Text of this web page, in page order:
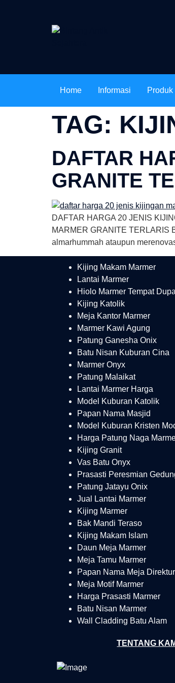
Home Informasi Produk
TAG:
DAFTAR
GRANITE
DAFTAR HARGA 20 JENIS
MARMER GRANITE TERLARIS
almarhummah ataupun
Kijing Makam Marmer
Lantai Marmer
Hiolo Marmer Tempat Dupa
Kijing Katolik
Meja Kantor Marmer
Marmer Kawi Agung
Patung Ganesha Onix
Batu Nisan Kuburan Cina
Marmer Onyx
Patung Malaikat
Lantai Marmer Harga
Model Kuburan Katolik
Papan Nama Masjid
Model Kuburan Kristen
Harga Patung Naga
Kijing Granit
Vas Batu Onyx
Prasasti Peresmian
Patung Jatayu Onix
Jual Lantai Marmer
Kijing Marmer
Bak Mandi Teraso
Kijing Makam Islam
Daun Meja Marmer
Meja Tamu Marmer
Papan Nama Meja Direktur
Meja Motif Marmer
Harga Prasasti Marmer
Batu Nisan Marmer
Wall Cladding Batu Alam
TENTANG